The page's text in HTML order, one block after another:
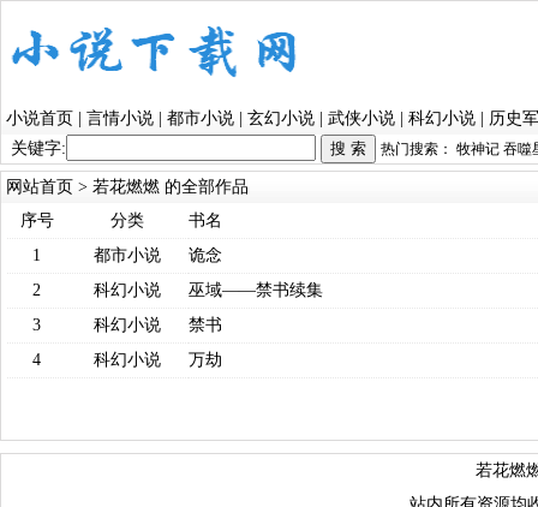
小说首页 言情小说 都市小说 玄幻小说 武侠小说 科幻小说
历史
关键字:
热门搜索： 牧神记 吞噬
网站首页 > 若花燃燃 的全部作品
序号
分类
书名
1
都市小说
诡念
2
科幻小说
巫域——禁书续集
3
科幻小说
禁书
4
科幻小说 万劫
若花燃